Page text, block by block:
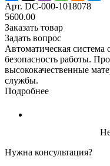
Арт. DC-000-1018078
5600.00
Заказать товар
Задать вопрос
Автоматическая система
безопасность работы.
высококачественные
службы.
Подробнее
Нужна консультация?